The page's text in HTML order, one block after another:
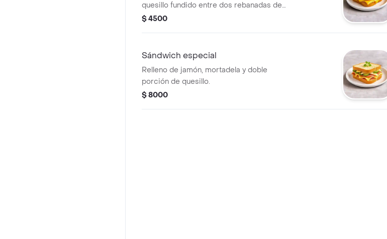
quesillo fundido entre dos rebanadas de
pan.
$ 4500
Sándwich especial
Relleno de jamón, mortadela y doble
porción de quesillo.
$ 8000